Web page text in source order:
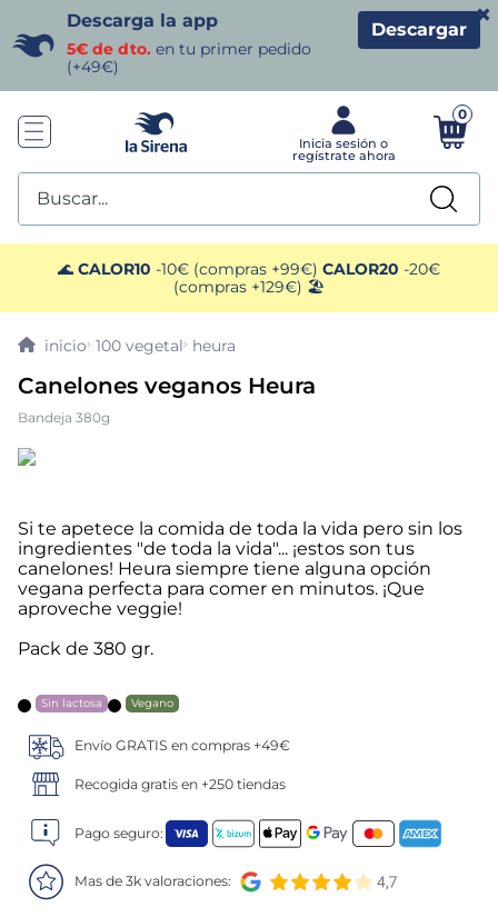
Descarga la app
5€ de dto. en tu primer pedido
(+49€)
Descargar
×
0
Buscar...
🌊 CALOR10 -10€ (compras +99€) CALOR20 -20€
(compras +129€) 🏖️
100 vegetal heura
Canelones veganos Heura
Bandeja 380g
Si te apetece la comida de toda la vida pero sin los
ingredientes "de toda la vida"... ¡estos son tus
canelones! Heura siempre tiene alguna opción
vegana perfecta para comer en minutos. ¡Que
aproveche veggie!
Pack de 380 gr.
Sin lactosa Vegano
Envío GRATIS en compras +49€
Recogida gratis en +250 tiendas
Pago seguro:
Mas de 3k valoraciones:
TÉRMINOS MÁS BUSCADOS
1. helados sirena
3. patatas
5. verduras
6. croquetas
7. canelones
8 gambon
9. listísimos